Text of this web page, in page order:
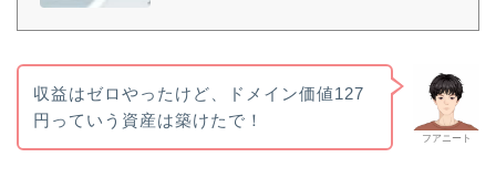
フアニート
収益はゼロやったけど、ドメイン価値127
円っていう資産は築けたで！